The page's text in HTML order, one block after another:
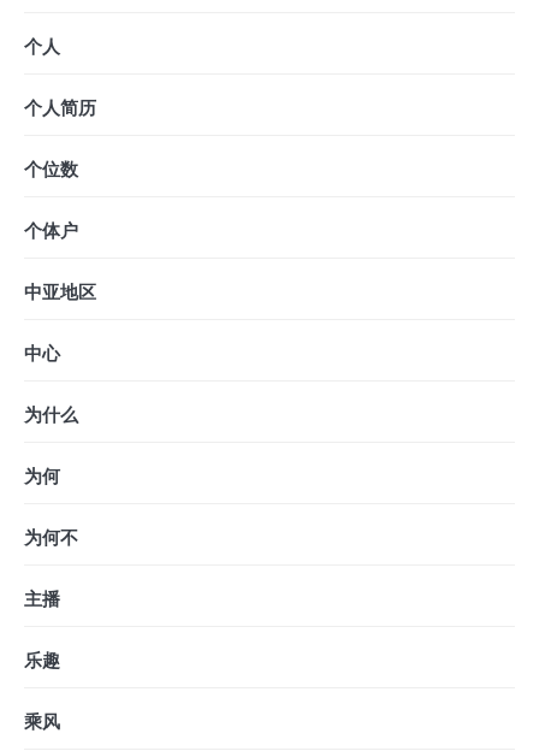
个人
个人简历
个位数
个体户
中亚地区
中心
为什么
为何
为何不
主播
乐趣
乘风